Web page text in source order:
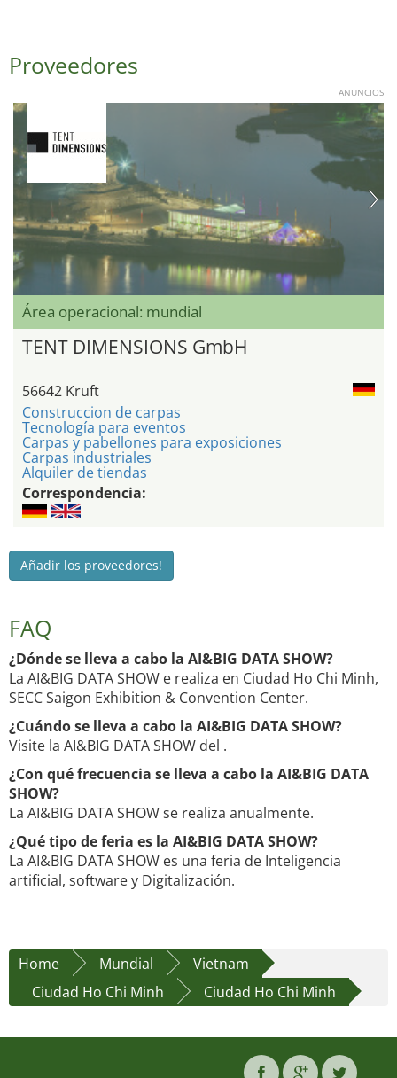
Proveedores
ANUNCIOS
Área operacional: mundial
TENT DIMENSIONS GmbH
56642 Kruft
Construccion de carpas
Tecnología para eventos
Carpas y pabellones para exposiciones
Carpas industriales
Alquiler de tiendas
Correspondencia:
Añadir los proveedores!
FAQ
¿Dónde se lleva a cabo la AI&BIG DATA SHOW?
La AI&BIG DATA SHOW e realiza en Ciudad Ho Chi Minh,
SECC Saigon Exhibition & Convention Center.
¿Cuándo se lleva a cabo la AI&BIG DATA SHOW?
Visite la AI&BIG DATA SHOW del .
¿Con qué frecuencia se lleva a cabo la AI&BIG DATA
SHOW?
La AI&BIG DATA SHOW se realiza anualmente.
¿Qué tipo de feria es la AI&BIG DATA SHOW?
La AI&BIG DATA SHOW es una feria de Inteligencia
artificial, software y Digitalización.
Home Mundial
Vietnam
Ciudad Ho Chi Minh
Ciudad Ho Chi Minh